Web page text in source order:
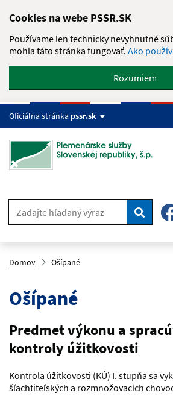
Cookies na webe PSSR.SK
Používame len technicky nevyhnutné
mohla táto stránka fungovať. Ako
Rozumiem
Oficiálna stránka pssr.sk
Hľadať
Domov Ošípané
Ošípané
Predmet výkonu a
kontroly úžitkovosti
Kontrola úžitkovosti (KÚ) I. stupňa sa
šľachtiteľských a rozmnožovacích